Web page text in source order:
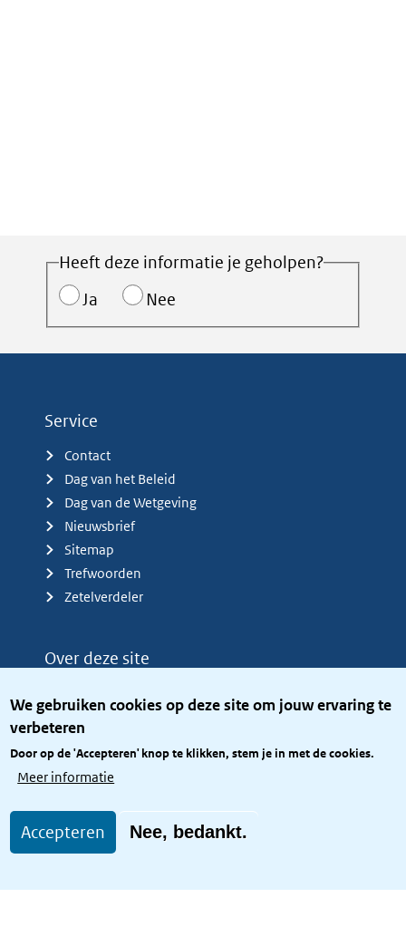
We gebruiken cookies op deze site om jouw ervaring te
verbeteren
Door op de 'Accepteren' knop te klikken, stem je in met de cookies.
Meer informatie
Accepteren Nee, bedankt.
Heeft deze informatie je geholpen?
Ja
Nee
Service
Contact
Dag van het Beleid
Dag van de Wetgeving
Nieuwsbrief
Sitemap
Trefwoorden
Zetelverdeler
Over deze site
Privacy
Toegang site openbaar
Toegankelijkheid